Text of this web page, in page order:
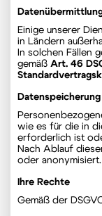
Einige unserer
in Ländern
In solchen Fällen
gemäß Art. 46
Datenspeicherung
wie es für die in
erforderlich ist
Nach Ablauf
oder anonymisiert.
Ihre Rechte
Gemäß der